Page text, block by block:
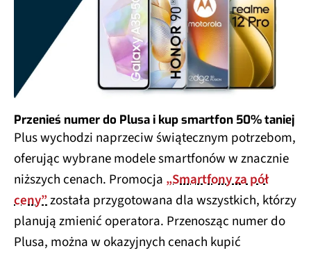
Przenieś numer do Plusa i kup smartfon 50% taniej
Plus wychodzi naprzeciw świątecznym potrzebom,
oferując wybrane modele smartfonów w znacznie
niższych cenach. Promocja „Smartfony za pół
ceny”została przygotowana dla wszystkich, którzy
planują zmienić operatora. Przenosząc numer do
Plusa, można w okazyjnych cenach kupić